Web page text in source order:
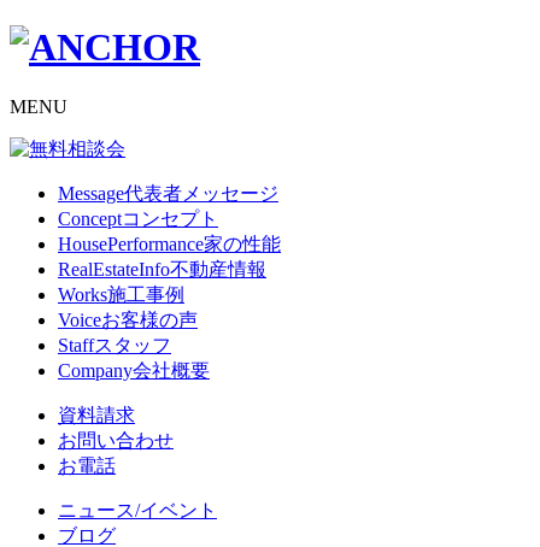
MENU
Message代表者メッセージ
Conceptコンセプト
HousePerformance家の性能
RealEstateInfo不動産情報
Works施工事例
Voiceお客様の声
Staffスタッフ
Company会社概要
資料請求
お問い合わせ
お電話
ニュース/イベント
ブログ